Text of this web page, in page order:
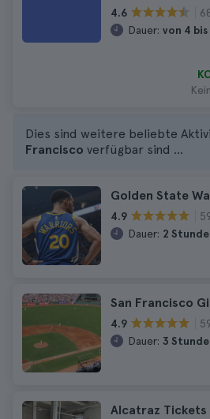
4.6
Dauer: von 4
Dies sind weitere beliebte
Francisco verfügbar sind ...
Golden State
4.9
Dauer: 2
San Francisco
4.9
Dauer: 3
Alcatraz Tickets